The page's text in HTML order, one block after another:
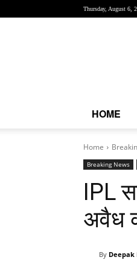
Thursday, August 6,
HOME
Home
Breaking News
IPL
अवैध
By Deepak